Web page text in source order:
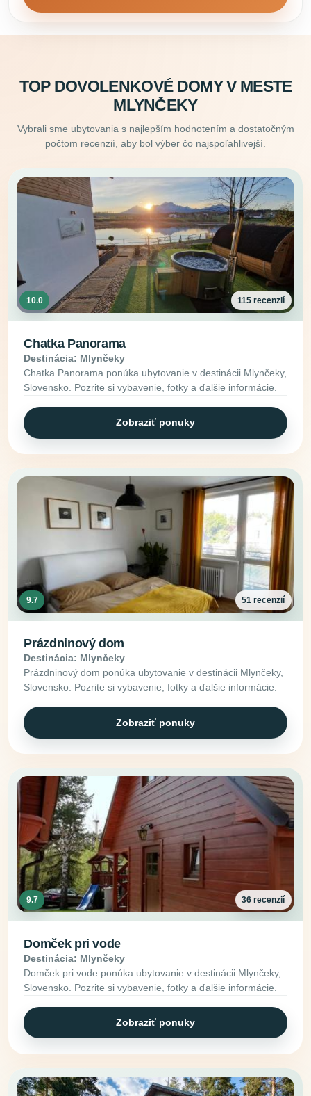
TOP DOVOLENKOVÉ DOMY V MESTE
MLYNČEKY
Vybrali sme ubytovania s najlepším hodnotením a dostatočným
počtom recenzií, aby bol výber čo najspoľahlivejší.
10.0 115 recenzií
Chatka Panorama
Destinácia: Mlynčeky
Chatka Panorama ponúka ubytovanie v destinácii Mlynčeky,
Slovensko. Pozrite si vybavenie, fotky a ďalšie informácie.
Zobraziť ponuky
9.7 51 recenzií
Prázdninový dom
Destinácia: Mlynčeky
Prázdninový dom ponúka ubytovanie v destinácii Mlynčeky,
Slovensko. Pozrite si vybavenie, fotky a ďalšie informácie.
Zobraziť ponuky
9.7 36 recenzií
Domček pri vode
Destinácia: Mlynčeky
Domček pri vode ponúka ubytovanie v destinácii Mlynčeky,
Slovensko. Pozrite si vybavenie, fotky a ďalšie informácie.
Zobraziť ponuky